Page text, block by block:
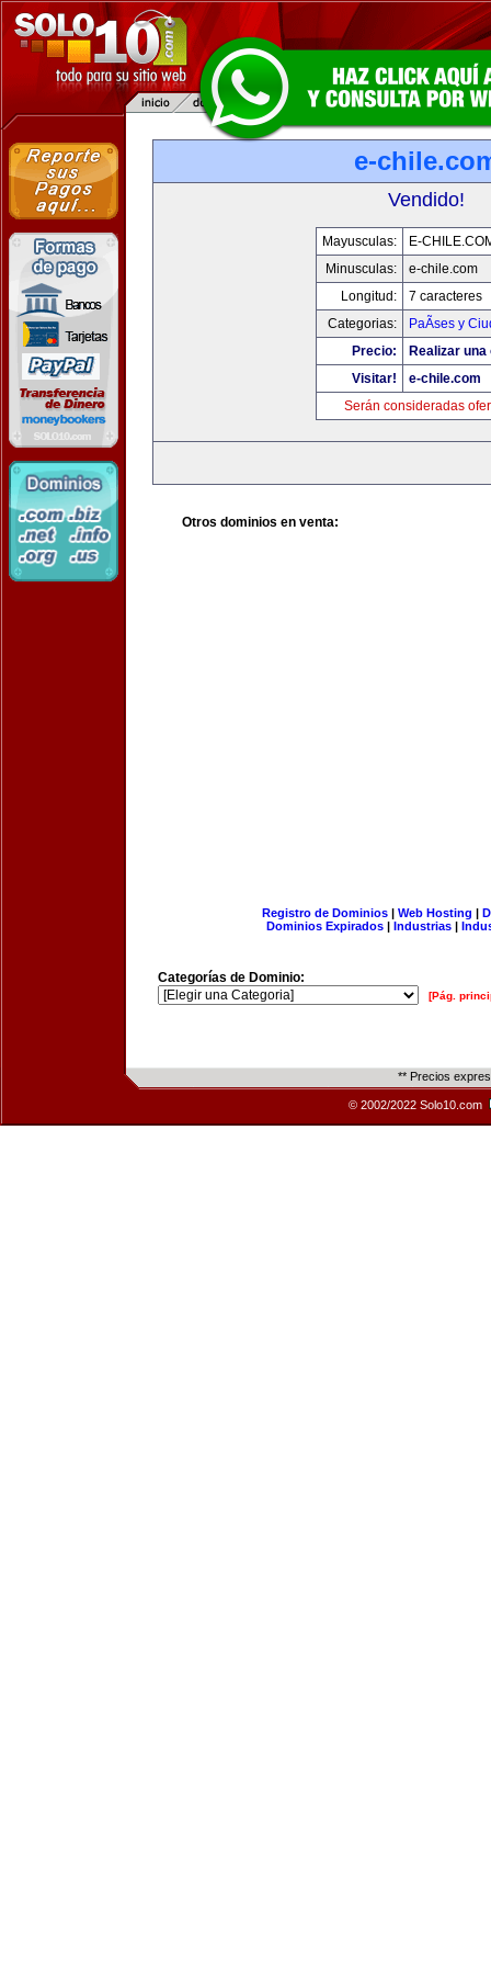
e-
Vendido!
Mayusculas:
E-
Minusculas:
e-chile.com
Longitud:
7 caracteres
Categorias:
PaÃ­ses y
Precio:
Realizar
Visitar!
e-chile.com
Serán consideradas
Otros dominios en venta:
Registro de Dominios| Web Hosting |
Dominios Expirados | Industrias |
Categorías de Dominio:
[Pág.
** Precios
© 2002/2022 Solo10.com